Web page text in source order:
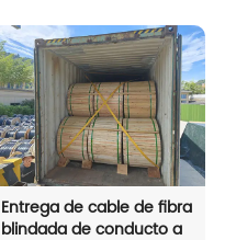
fabricante de cable chino,
lo que facilita la
comunicación.
Entrega de cable de fibra
blindada de conducto a